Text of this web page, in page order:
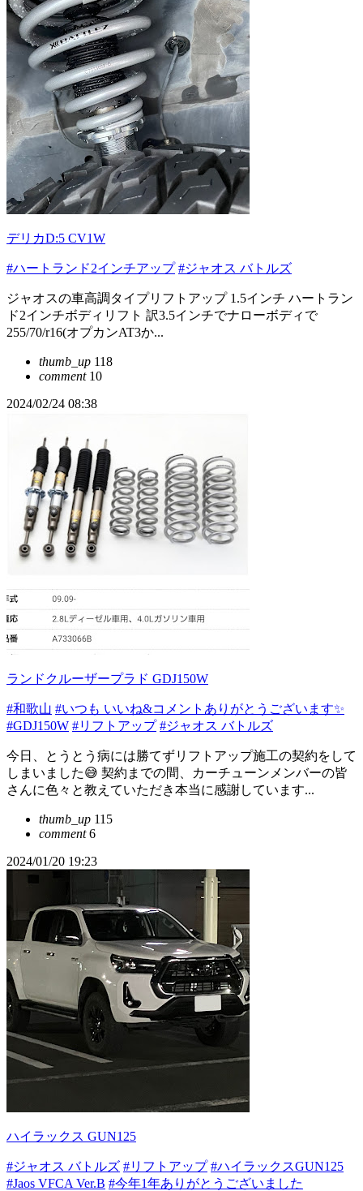
デリカD:5 CV1W
#ハートランド2インチアップ #ジャオス バトルズ
ジャオスの車高調タイプリフトアップ 1.5インチ ハートラン
ド2インチボディリフト 訳3.5インチでナローボディで
255/70/r16(オプカンAT3か...
thumb_up 118
comment10
2024/02/24 08:38
ランドクルーザープラド GDJ150W
#和歌山 #いつも いいね&コメントありがとうございます✨
#GDJ150W #リフトアップ #ジャオス バトルズ
今日、とうとう病には勝てずリフトアップ施工の契約をして
しまいました😅 契約までの間、カーチューンメンバーの皆
さんに色々と教えていただき本当に感謝しています...
thumb_up 115
comment6
2024/01/20 19:23
ハイラックス GUN125
#ジャオス バトルズ #リフトアップ #ハイラックスGUN125
#Jaos VFCA Ver.B #今年1年ありがとうございました